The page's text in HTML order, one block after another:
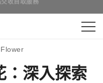
啟德新蒲崗花
店推介 | 即日送花服
設計鮮花 & 永生花花束
：深入探索